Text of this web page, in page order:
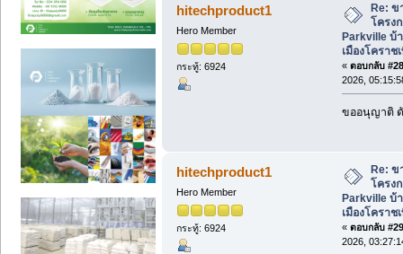
hitechproduct1
Hero Member
กระทู้: 6924
Re: ข
โครง
Parkville บ้
เมืองโคราช
« ตอบกลับ
2026,
ขออนุญาติ
hitechproduct1
Hero Member
กระทู้: 6924
Re: ข
โครง
Parkville บ้
เมืองโคราช
« ตอบกลับ
2026,